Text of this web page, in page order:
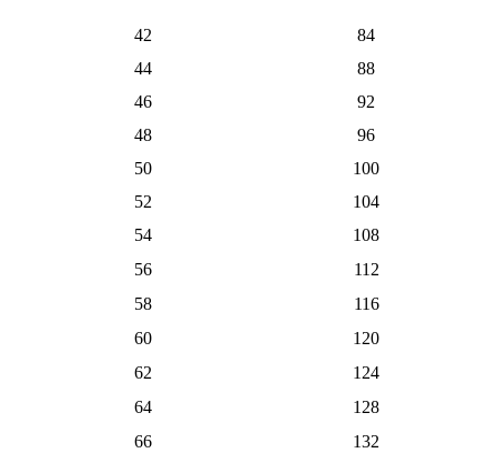
42
84
44
88
46
92
48
96
50
100
52
104
54
108
56
112
58
116
60
120
62
124
64
128
66
132